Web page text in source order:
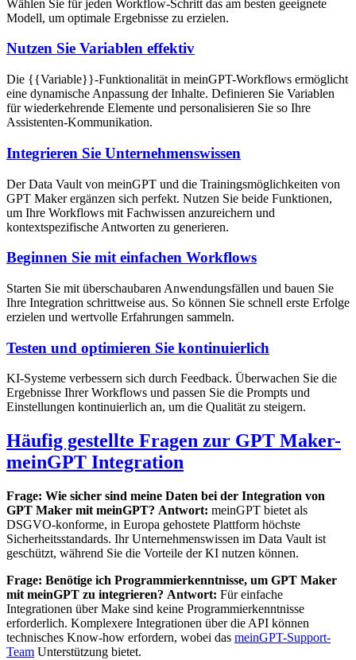
Wählen Sie für jeden Workflow-Schritt das am besten geeignete
Modell, um optimale Ergebnisse zu erzielen.
Nutzen Sie Variablen effektiv
Die {{Variable}}-Funktionalität in meinGPT-Workflows ermöglicht
eine dynamische Anpassung der Inhalte. Definieren Sie Variablen
für wiederkehrende Elemente und personalisieren Sie so Ihre
Assistenten-Kommunikation.
Integrieren Sie Unternehmenswissen
Der Data Vault von meinGPT und die Trainingsmöglichkeiten von
GPT Maker ergänzen sich perfekt. Nutzen Sie beide Funktionen,
um Ihre Workflows mit Fachwissen anzureichern und
kontextspezifische Antworten zu generieren.
Beginnen Sie mit einfachen Workflows
Starten Sie mit überschaubaren Anwendungsfällen und bauen Sie
Ihre Integration schrittweise aus. So können Sie schnell erste Erfolge
erzielen und wertvolle Erfahrungen sammeln.
Testen und optimieren Sie kontinuierlich
KI-Systeme verbessern sich durch Feedback. Überwachen Sie die
Ergebnisse Ihrer Workflows und passen Sie die Prompts und
Einstellungen kontinuierlich an, um die Qualität zu steigern.
Häufig gestellte Fragen zur GPT Maker-
meinGPT Integration
Frage: Wie sicher sind meine Daten bei der Integration von
GPT Maker mit meinGPT? Antwort: meinGPT bietet als
DSGVO-konforme, in Europa gehostete Plattform höchste
Sicherheitsstandards. Ihr Unternehmenswissen im Data Vault ist
geschützt, während Sie die Vorteile der KI nutzen können.
Frage: Benötige ich Programmierkenntnisse, um GPT Maker
mit meinGPT zu integrieren? Antwort: Für einfache
Integrationen über Make sind keine Programmierkenntnisse
erforderlich. Komplexere Integrationen über die API können
technisches Know-how erfordern, wobei das meinGPT-Support-
Team Unterstützung bietet.